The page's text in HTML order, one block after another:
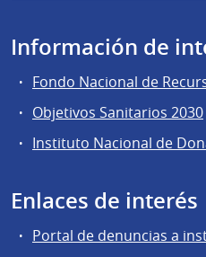
Información de
Fondo Nacional de
Objetivos Sanitarios 2030
Instituto Nacional de
Enlaces de interés
Portal de denuncias a